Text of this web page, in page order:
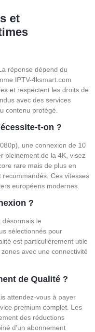
et
réponse dépend du
IPTV-4ksmart.com
et respectent les droits de
avec des services
contenu protégé.
t-on ?
une connexion de 10
pleinement de la 4K, visez
rare mais de plus en
Ces vitesses
européens modernes.
?
le
sélectionnés pour
est particulièrement utile
avec une connectivité
de Qualité ?
attendez-vous à payer
premium complet. Les
des réductions
d’un abonnement